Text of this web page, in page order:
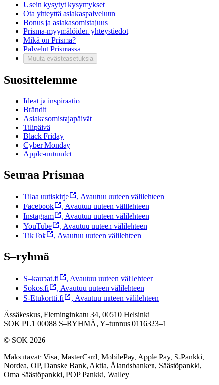
Usein kysytyt kysymykset
Ota yhteyttä asiakaspalveluun
Bonus ja asiakasomistajuus
Prisma-myymälöiden yhteystiedot
Mikä on Prisma?
Palvelut Prismassa
Muuta evästeasetuksia
Suosittelemme
Ideat ja inspiraatio
Brändit
Asiakasomistajapäivät
Tilipäivä
Black Friday
Cyber Monday
Apple-uutuudet
Seuraa Prismaa
Tilaa uutiskirje , Avautuu uuteen välilehteen
Facebook
, Avautuu uuteen välilehteen
Instagram
, Avautuu uuteen välilehteen
YouTube
, Avautuu uuteen välilehteen
TikTok
, Avautuu uuteen välilehteen
S–ryhmä
S–kaupat.fi , Avautuu uuteen välilehteen
Sokos.fi
, Avautuu uuteen välilehteen
S-Etukortti.fi
, Avautuu uuteen välilehteen
Ässäkeskus, Fleminginkatu 34, 00510 Helsinki
SOK PL1 00088 S–RYHMÄ, Y–tunnus 0116323–1
© SOK 2026
Maksutavat: Visa, MasterCard, MobilePay, Apple Pay, S-Pankki,
Nordea, OP, Danske Bank, Aktia, Ålandsbanken, Säästöpankki,
Oma Säästöpankki, POP Pankki, Walley